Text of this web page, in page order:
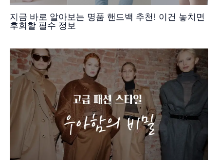
지금 바로 알아보는 명품 핸드백 추천! 이건 놓치면
후회할 필수 정보